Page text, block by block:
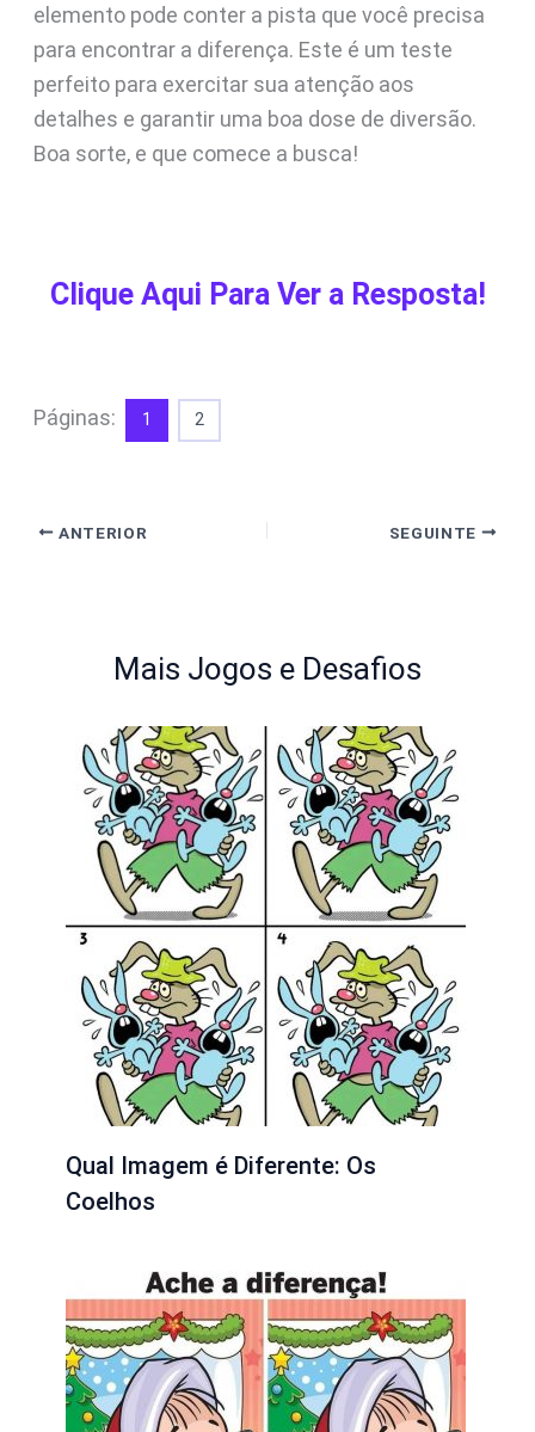
elemento pode conter a pista que você precisa
para encontrar a diferença. Este é um teste
perfeito para exercitar sua atenção aos
detalhes e garantir uma boa dose de diversão.
Boa sorte, e que comece a busca!
Clique Aqui Para Ver a Resposta!
Páginas: 1 2
ANTERIOR SEGUINTE
Mais Jogos e Desafios
Qual Imagem é Diferente: Os
Coelhos